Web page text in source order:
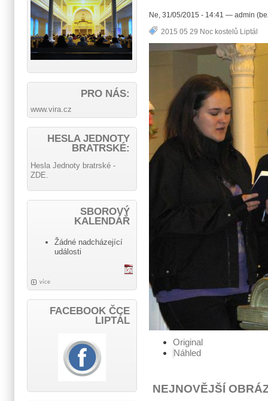
Ne, 31/05/2015 - 14:41 — admin
2015 05 29 Noc kostelů Liptál
Original
Náhled
NEJNOVĚJŠÍ
PRO NÁS:
www.vira.cz
HESLA JEDNOTY
BRATRSKÉ:
Hesla Jednoty bratrské -
ZDE.
SBOROVÝ
KALENDÁŘ
Žádné nadcházející
události
více
FACEBOOK ČCE
LIPTÁL